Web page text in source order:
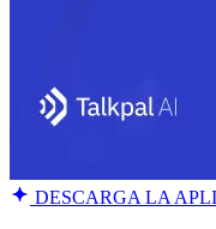
DESCARGA LA